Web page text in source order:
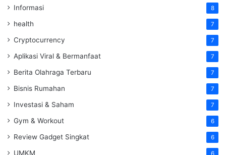
Informasi 8
health 7
Cryptocurrency 7
Aplikasi Viral & Bermanfaat 7
Berita Olahraga Terbaru 7
Bisnis Rumahan 7
Investasi & Saham 7
Gym & Workout 6
Review Gadget Singkat 6
UMKM 6